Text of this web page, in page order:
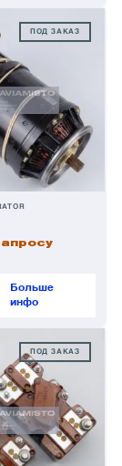
ПОД ЗАКАЗ
Больше
инфо
ПОД ЗАКАЗ